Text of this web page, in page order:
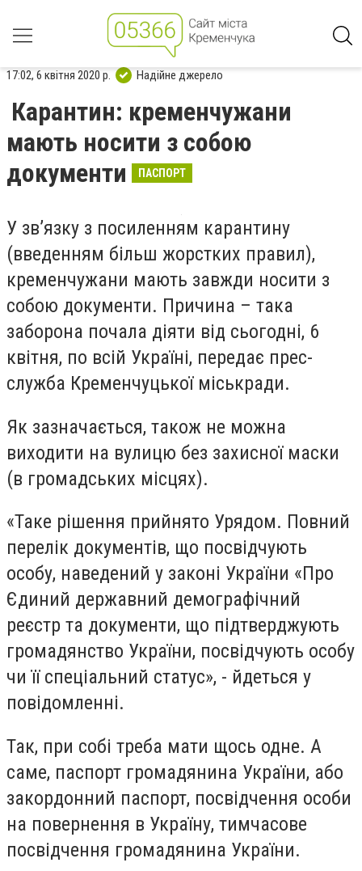
17:02, 6 квітня 2020 р. Надійне джерело
Карантин: кременчужани
мають носити з собою
документи
ПАСПОРТ
У зв’язку з посиленням карантину
(введенням більш жорстких правил),
кременчужани мають завжди носити з
собою документи. Причина – така
заборона почала діяти від сьогодні, 6
квітня, по всій Україні, передає прес-
служба Кременчуцької міськради.
Як зазначається, також не можна
виходити на вулицю без захисної маски
(в громадських місцях).
«Таке рішення прийнято Урядом. Повний
перелік документів, що посвідчують
особу, наведений у законі України «Про
Єдиний державний демографічний
реєстр та документи, що підтверджують
громадянство України, посвідчують особу
чи її спеціальний статус», - йдеться у
повідомленні.
Так, при собі треба мати щось одне. А
саме, паспорт громадянина України, або
закордонний паспорт, посвідчення особи
на повернення в Україну, тимчасове
посвідчення громадянина України.